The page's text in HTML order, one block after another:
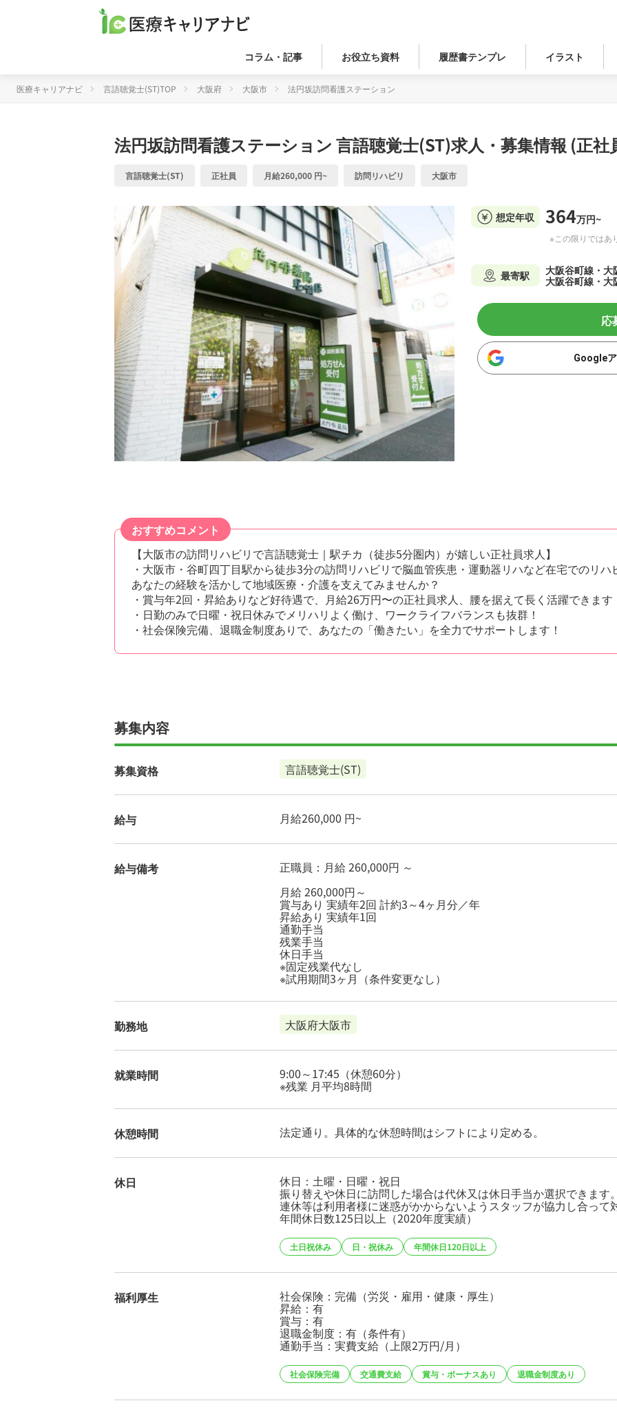
コラム・記事 お役立ち資料 履歴書テンプレ イラスト
医療キャリアナビ 言語聴覚士(ST)TOP 大阪府 大阪市 法円坂訪問看護ステーション
法円坂訪問看護ステーション 言語聴覚士(ST)求人・募集情報 (正社
言語聴覚士(ST) 正社員 月給260,000 円~ 訪問リハビリ 大阪市
想定年収 364万円~
※この限りではあ
最寄駅
大阪谷町線・大
大阪谷町線・
応
Google
おすすめコメント
【大阪市の訪問リハビリで言語聴覚士｜駅チカ（徒歩5分圏内）が嬉しい正社員求人】
・大阪市・谷町四丁目駅から徒歩3分の訪問リハビリで脳血管疾患・運動器リハなど在宅でのリハ
あなたの経験を活かして地域医療・介護を支えてみませんか？
・賞与年2回・昇給ありなど好待遇で、月給26万円〜の正社員求人、腰を据えて長く活躍できます
・日勤のみで日曜・祝日休みでメリハリよく働け、ワークライフバランスも抜群！
・社会保険完備、退職金制度ありで、あなたの「働きたい」を全力でサポートします！
募集内容
募集資格 言語聴覚士(ST)
給与 月給260,000 円~
給与備考
正職員：月給 260,000円 ～
月給 260,000円～
賞与あり 実績年2回 計約3～4ヶ月分／年
昇給あり 実績年1回
通勤手当
残業手当
休日手当
※固定残業代なし
※試用期間3ヶ月（条件変更なし）
勤務地 大阪府大阪市
就業時間 9:00～17:45（休憩60分）
※残業 月平均8時間
休憩時間 法定通り。具体的な休憩時間はシフトにより定める。
休日 休日：土曜・日曜・祝日
振り替えや休日に訪問した場合は代休又は休日手当か選択できます。
連休等は利用者様に迷惑がかからないようスタッフが協力し合って
年間休日数125日以上（2020年度実績）
土日祝休み 日・祝休み 年間休日120日以上
福利厚生 社会保険：完備（労災・雇用・健康・厚生）
昇給：有
賞与：有
退職金制度：有（条件有）
通勤手当：実費支給（上限2万円/月）
社会保険完備 交通費支給 賞与・ボーナスあり 退職金制度あり